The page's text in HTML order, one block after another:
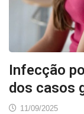
Infecção
dos casos
11/09/2025